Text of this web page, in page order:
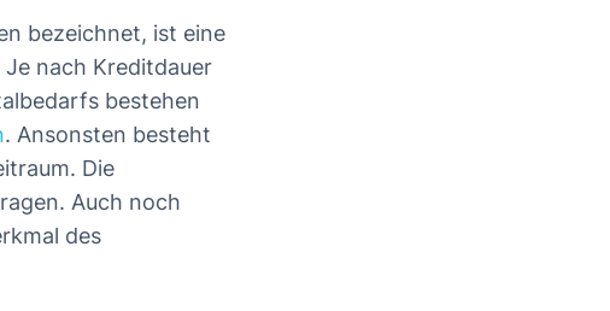
bezeichnet, ist eine
nach Kreditdauer
bestehen
. Ansonsten besteht
Die
Auch noch
des